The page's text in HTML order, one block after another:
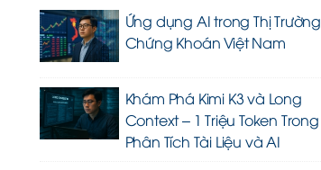
Ứng dụng AI trong Thị Trường
Chứng Khoán Việt Nam
Khám Phá Kimi K3 và Long
Context – 1 Triệu Token Trong
Phân Tích Tài Liệu và AI